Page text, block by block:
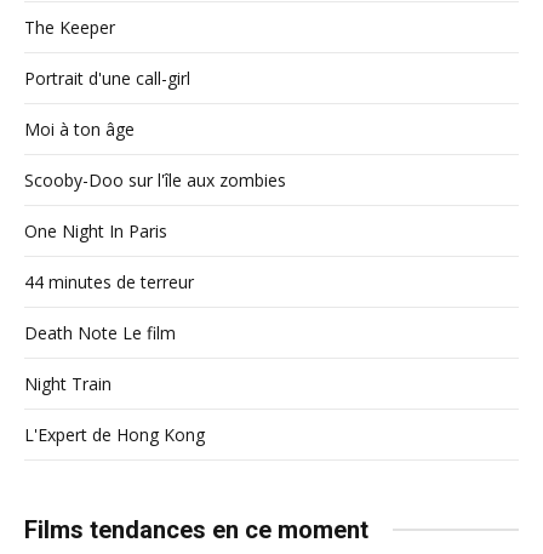
The Keeper
Portrait d'une call-girl
Moi à ton âge
Scooby-Doo sur l'île aux zombies
One Night In Paris
44 minutes de terreur
Death Note Le film
Night Train
L'Expert de Hong Kong
Films tendances en ce moment